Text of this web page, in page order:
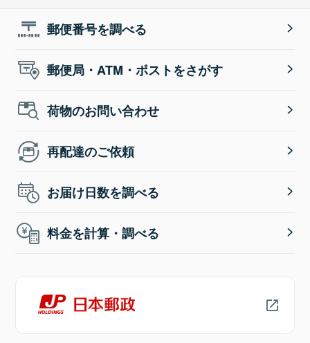
郵便番号を調べる
郵便局・ATM・ポストをさがす
荷物のお問い合わせ
再配達のご依頼
お届け日数を調べる
料金を計算・調べる